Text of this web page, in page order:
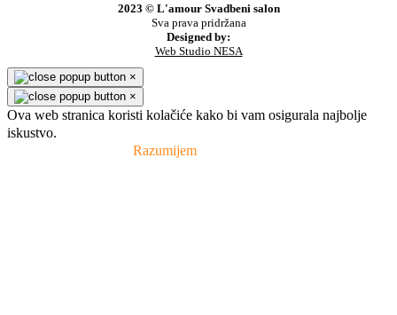
2023 © L'amour Svadbeni salon
Sva prava pridržana
Designed by:
Web Studio NESA
×
×
Ova web stranica koristi kolačiće kako bi vam osigurala najbolje
iskustvo.
Razumijem